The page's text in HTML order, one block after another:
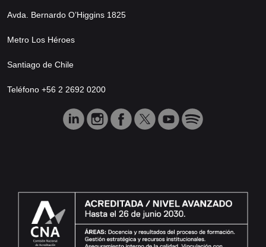
Avda. Bernardo O’Higgins 1825
Metro Los Héroes
Santiago de Chile
Teléfono +56 2 2692 0200